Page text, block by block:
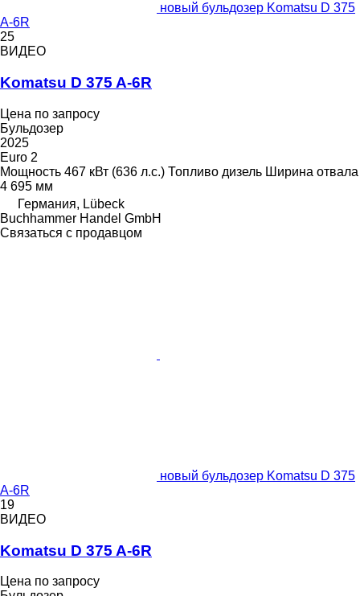
новый бульдозер Komatsu D 375
A-6R
25
ВИДЕО
Komatsu D 375 A-6R
Цена по запросу
Бульдозер
2025
Euro 2
Мощность 467 кВт (636 л.с.) Топливо дизель Ширина отвала
4 695 мм
Германия, Lübeck
Buchhammer Handel GmbH
Связаться с продавцом
новый бульдозер Komatsu D 375
A-6R
19
ВИДЕО
Komatsu D 375 A-6R
Цена по запросу